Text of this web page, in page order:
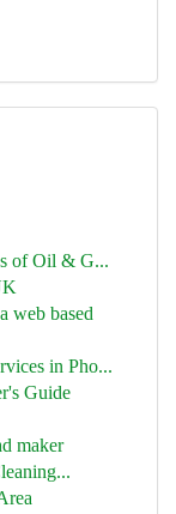
of Oil & G...
web based
in Pho...
Guide
maker